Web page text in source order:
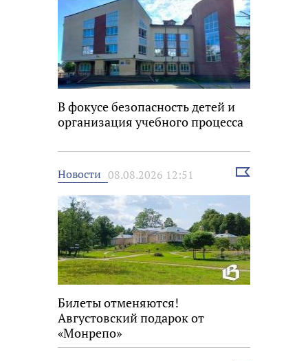
В фокусе безопасность детей и
организация учебного процесса
Новости 08.08.2026 12:51
Выбрать
Билеты отменяются!
Августовский подарок от
«Монрепо»